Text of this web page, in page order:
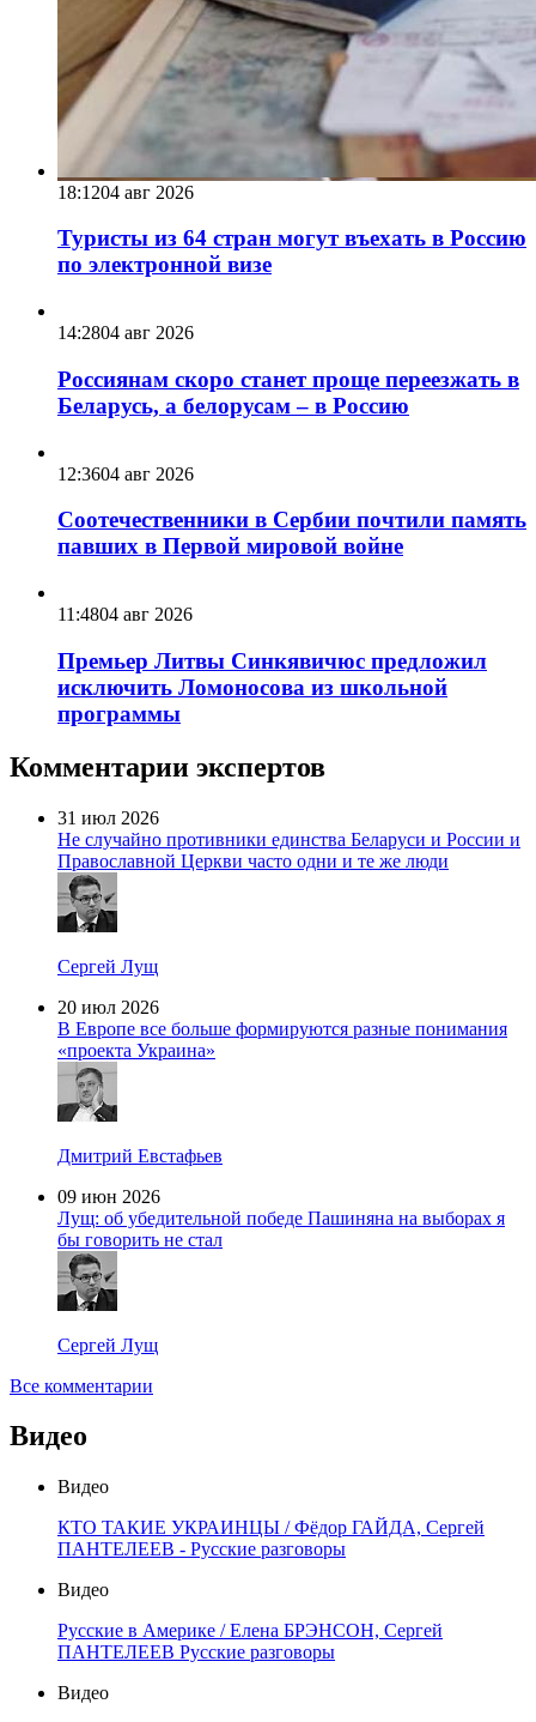
18:1204 авг 2026
Туристы из 64 стран могут въехать в Россию
по электронной визе
14:2804 авг 2026
Россиянам скоро станет проще переезжать в
Беларусь, а белорусам – в Россию
12:3604 авг 2026
Соотечественники в Сербии почтили память
павших в Первой мировой войне
11:4804 авг 2026
Премьер Литвы Синкявичюс предложил
исключить Ломоносова из школьной
программы
Комментарии экспертов
31 июл 2026
Не случайно противники единства Беларуси и России и
Православной Церкви часто одни и те же люди
Сергей Лущ
20 июл 2026
В Европе все больше формируются разные понимания
«проекта Украина»
Дмитрий Евстафьев
09 июн 2026
Лущ: об убедительной победе Пашиняна на выборах я
бы говорить не стал
Сергей Лущ
Все комментарии
Видео
Видео
КТО ТАКИЕ УКРАИНЦЫ / Фёдор ГАЙДА, Сергей
ПАНТЕЛЕЕВ - Русские разговоры
Видео
Русские в Америке / Елена БРЭНСОН, Сергей
ПАНТЕЛЕЕВ Русские разговоры
Видео